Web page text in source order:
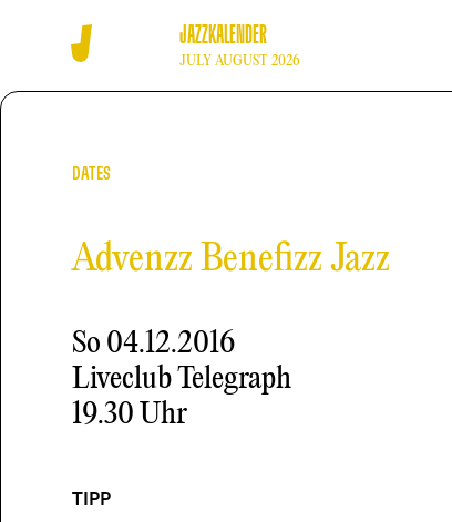
JAZZKALENDER
JULY AUGUST 2026
DATES
Advenzz Benefizz Jazz
So 04.12.2016
Liveclub Telegraph
19.30 Uhr
TIPP